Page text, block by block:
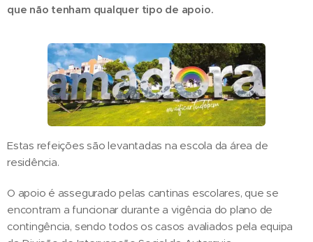
que não tenham qualquer tipo de apoio.
Estas refeições são levantadas na escola da área de
residência.
O apoio é assegurado pelas cantinas escolares, que se
encontram a funcionar durante a vigência do plano de
contingência, sendo todos os casos avaliados pela equipa